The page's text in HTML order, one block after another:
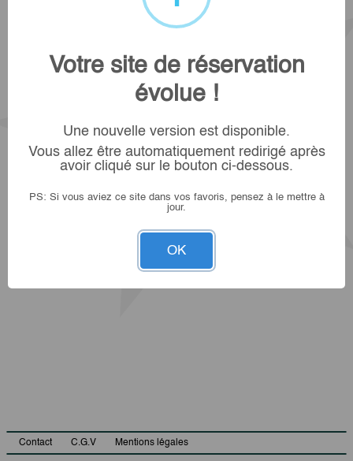
Contact C.G.V Mentions légales
Votre site de réservation
évolue !
Une nouvelle version est disponible.
Vous allez être automatiquement redirigé après
avoir cliqué sur le bouton ci-dessous.
PS: Si vous aviez ce site dans vos favoris, pensez à le mettre à
jour.
OK